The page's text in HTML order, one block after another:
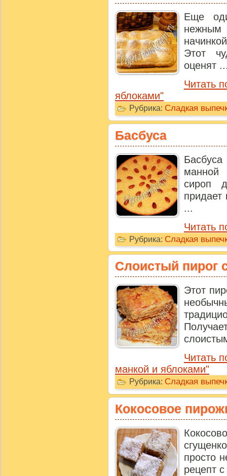
Еще
Этот
оценят
Читать
яблоками"
Рубрика: Сладкая
Басбуса
сироп
придает
...
Читать
Рубрика: Сладкая
Слоистый пирог
Этот
Читать
манкой и яблоками"
Рубрика: Сладкая
Кокосовое
просто
рецепт